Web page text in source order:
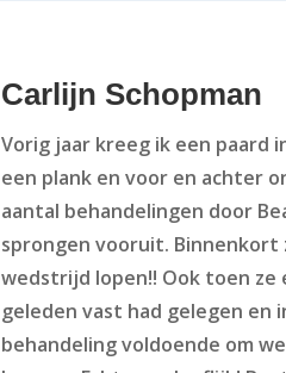
Carlijn Schopman
Vorig jaar kreeg ik een paard
een plank en voor en achter
aantal behandelingen door
sprongen vooruit. Binnenkort
wedstrijd lopen!! Ook toen ze
geleden vast had gelegen en
behandeling voldoende om